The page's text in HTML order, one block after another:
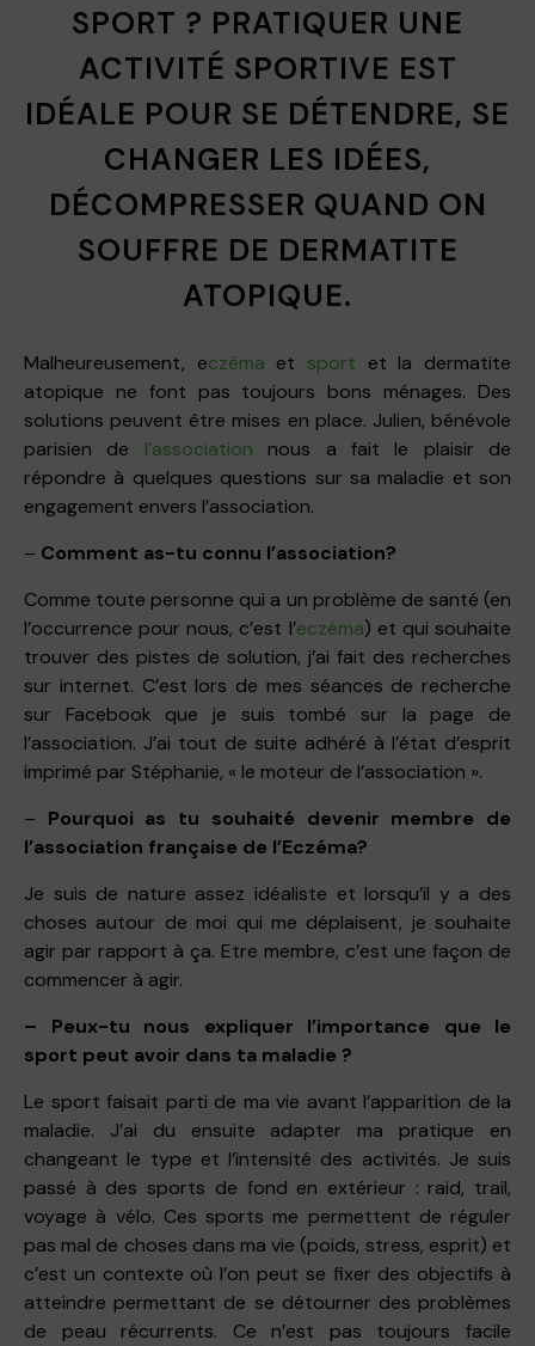
SPORT ? PRATIQUER UNE
ACTIVITÉ SPORTIVE EST
IDÉALE POUR SE DÉTENDRE, SE
CHANGER LES IDÉES,
DÉCOMPRESSER QUAND ON
SOUFFRE DE DERMATITE
ATOPIQUE.
Malheureusement, eczéma et sport et la dermatite
atopique ne font pas toujours bons ménages. Des
solutions peuvent être mises en place. Julien, bénévole
parisien de l’association nous a fait le plaisir de
répondre à quelques questions sur sa maladie et son
engagement envers l’association.
– Comment as-tu connu l’association?
Comme toute personne qui a un problème de santé (en
l’occurrence pour nous, c’est l’eczéma) et qui souhaite
trouver des pistes de solution, j’ai fait des recherches
sur internet. C’est lors de mes séances de recherche
sur Facebook que je suis tombé sur la page de
l’association. J’ai tout de suite adhéré à l’état d’esprit
imprimé par Stéphanie, « le moteur de l’association ».
– Pourquoi as tu souhaité devenir membre de
l’association française de l’Eczéma?
Je suis de nature assez idéaliste et lorsqu’il y a des
choses autour de moi qui me déplaisent, je souhaite
agir par rapport à ça. Etre membre, c’est une façon de
commencer à agir.
– Peux-tu nous expliquer l’importance que le
sport peut avoir dans ta maladie ?
Le sport faisait parti de ma vie avant l’apparition de la
maladie. J’ai du ensuite adapter ma pratique en
changeant le type et l’intensité des activités. Je suis
passé à des sports de fond en extérieur : raid, trail,
voyage à vélo. Ces sports me permettent de réguler
pas mal de choses dans ma vie (poids, stress, esprit) et
c’est un contexte où l’on peut se fixer des objectifs à
atteindre permettant de se détourner des problèmes
de peau récurrents. Ce n’est pas toujours facile